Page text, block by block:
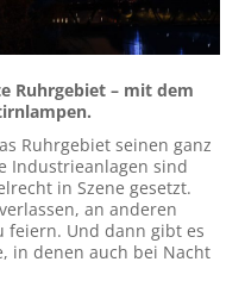
Ruhrgebiet – mit dem
Ruhrgebiet seinen ganz
Industrieanlagen sind
in Szene gesetzt.
an anderen
feiern. Und dann gibt es
in denen auch bei Nacht